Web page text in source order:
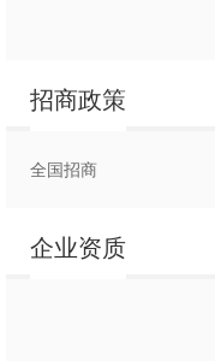
招商政策
全国招商
企业资质